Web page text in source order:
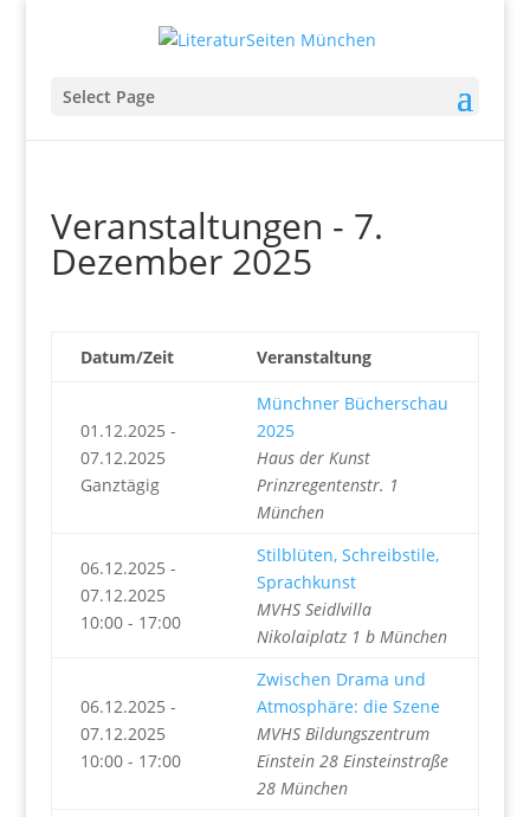
Select Page
Veranstaltungen - 7.
Dezember 2025
Datum/Zeit Veranstaltung
01.12.2025 -
07.12.2025
Ganztägig
Münchner Bücherschau
2025
Haus der Kunst
Prinzregentenstr. 1
München
06.12.2025 -
07.12.2025
10:00 - 17:00
Stilblüten, Schreibstile,
Sprachkunst
MVHS Seidlvilla
Nikolaiplatz 1 b München
06.12.2025 -
07.12.2025
10:00 - 17:00
Zwischen Drama und
Atmosphäre: die Szene
MVHS Bildungszentrum
Einstein 28 Einsteinstraße
28 München